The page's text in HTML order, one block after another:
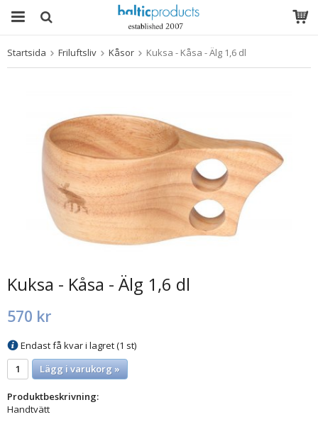
Startsida Friluftsliv Kåsor Kuksa - Kåsa - Älg 1,6 dl
Kuksa - Kåsa - Älg 1,6 dl
570 kr
Endast få kvar i lagret (1 st)
Lägg i varukorg »
Produktbeskrivning:
Handtvätt